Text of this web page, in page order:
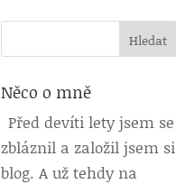
Něco o mně
Před devíti lety jsem se
zbláznil a založil jsem si
blog. A už tehdy na